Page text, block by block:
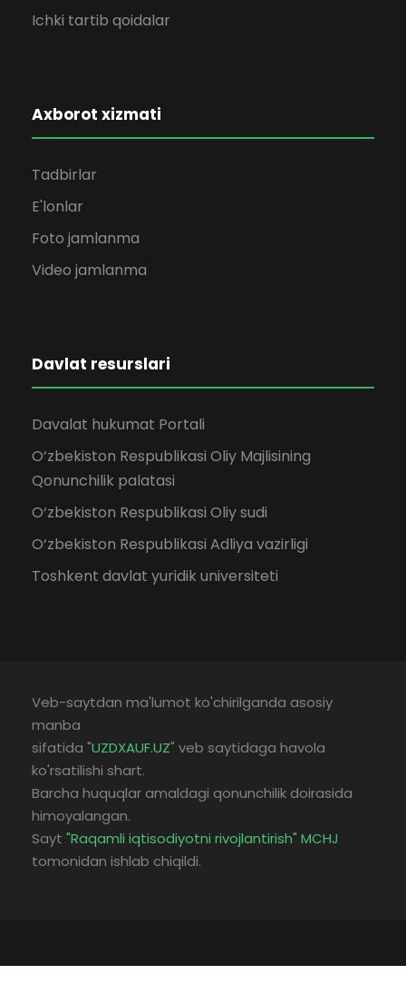
Ichki tartib qoidalar
Axborot xizmati
Tadbirlar
E'lonlar
Foto jamlanma
Video jamlanma
Davlat resurslari
Davalat hukumat Portali
O‘zbekiston Respublikasi Oliy Majlisining
Qonunchilik palatasi
O‘zbekiston Respublikasi Oliy sudi
O‘zbekiston Respublikasi Adliya vazirligi
Toshkent davlat yuridik universiteti
Veb-saytdan ma'lumot ko'chirilganda asosiy
manba
sifatida "UZDXAUF.UZ" veb saytidaga havola
ko'rsatilishi shart.
Barcha huquqlar amaldagi qonunchilik doirasida
himoyalangan.
Sayt "Raqamli iqtisodiyotni rivojlantirish" MCHJ
tomonidan ishlab chiqildi.